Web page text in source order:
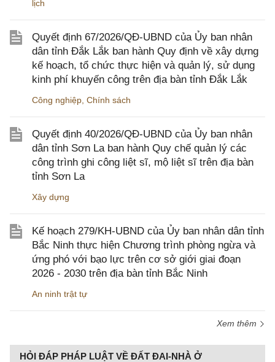
lịch
Quyết định 67/2026/QĐ-UBND của Ủy ban nhân
dân tỉnh Đắk Lắk ban hành Quy định về xây dựng
kế hoạch, tổ chức thực hiện và quản lý, sử dụng
kinh phí khuyến công trên địa bàn tỉnh Đắk Lắk
Công nghiệp Chính sách
Quyết định 40/2026/QĐ-UBND của Ủy ban nhân
dân tỉnh Sơn La ban hành Quy chế quản lý các
công trình ghi công liệt sĩ, mộ liệt sĩ trên địa bàn
tỉnh Sơn La
Xây dựng
Kế hoạch 279/KH-UBND của Ủy ban nhân dân tỉnh
Bắc Ninh thực hiện Chương trình phòng ngừa và
ứng phó với bạo lực trên cơ sở giới giai đoạn
2026 - 2030 trên địa bàn tỉnh Bắc Ninh
An ninh trật tự
Xem thêm
HỎI ĐÁP PHÁP LUẬT VỀ ĐẤT ĐAI-NHÀ Ở